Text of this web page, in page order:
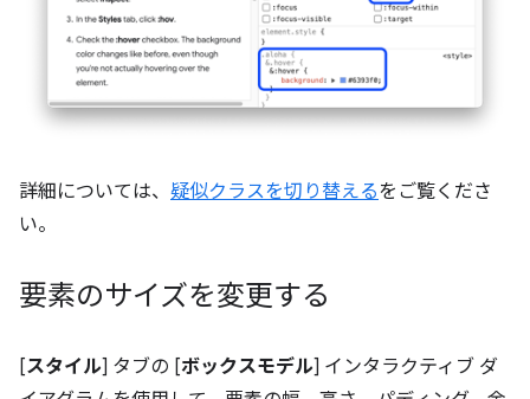
詳細については、 疑似クラスを切り替えるをご覧くださ
い。
要素のサイズを変更する
[スタイル] タブの [ボックスモデル] インタラクティブ ダ